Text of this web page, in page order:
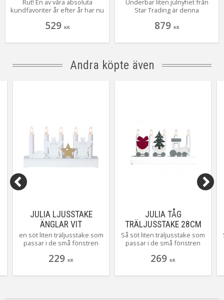
Rut! En av våra absoluta
kundfavoriter år efter år har nu
Här ser du henne i en härlig
som älskar Rut!
529 KR
Underbar liten julnyhet från
Star Trading är denna
design ändå ger dig den
armad ljusstake. Läckert tycker
du stora Vinga i vitt.
879 KR
Andra köpte även
JULIA LJUSSTAKE
ÄNGLAR VIT
en söt liten träljusstake som
passar i de små fönstren
ljuskällor skapar härlig
229 KR
JULIA TÅG
TRÄLJUSSTAKE 28CM
VIT
Så söt liten träljusstake som
passar i de små fönstren
gulligt utformad som et tåg
ljuskällor skapar härlig
269 KR